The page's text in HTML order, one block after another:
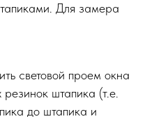
Для замера
световой проем окна
резинок штапика (т.е.
до штапика и